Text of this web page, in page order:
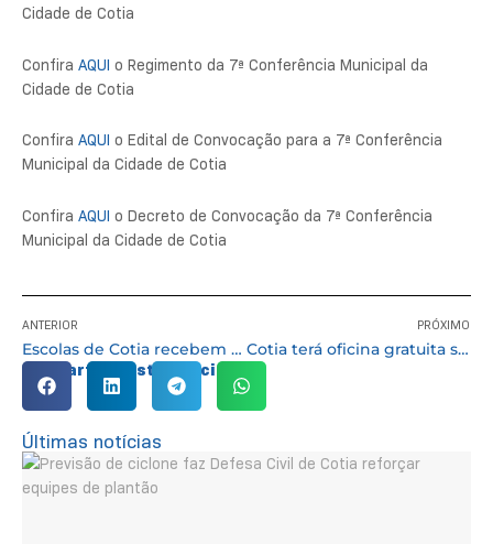
Cidade de Cotia
Confira AQUI o Regimento da 7ª Conferência Municipal da
Cidade de Cotia
Confira AQUI o Edital de Convocação para a 7ª Conferência
Municipal da Cidade de Cotia
Confira AQUI o Decreto de Convocação da 7ª Conferência
Municipal da Cidade de Cotia
ANTERIOR
Escolas de Cotia recebem a segunda etapa do Projeto Cine Arte
PRÓXIMO
Cotia terá oficina gratuita sobre técnicas e práticas da linguagem cinematográfica
Compartilhe esta notícia:
Últimas notícias